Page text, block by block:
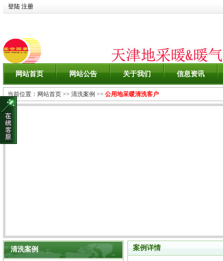
登陆 注册
网站首页 网站公告 关于我们 信息资讯
当前位置： 网站首页 >> 清洗案例 >> 公用地采暖清洗客户
清洗案例 案例详情